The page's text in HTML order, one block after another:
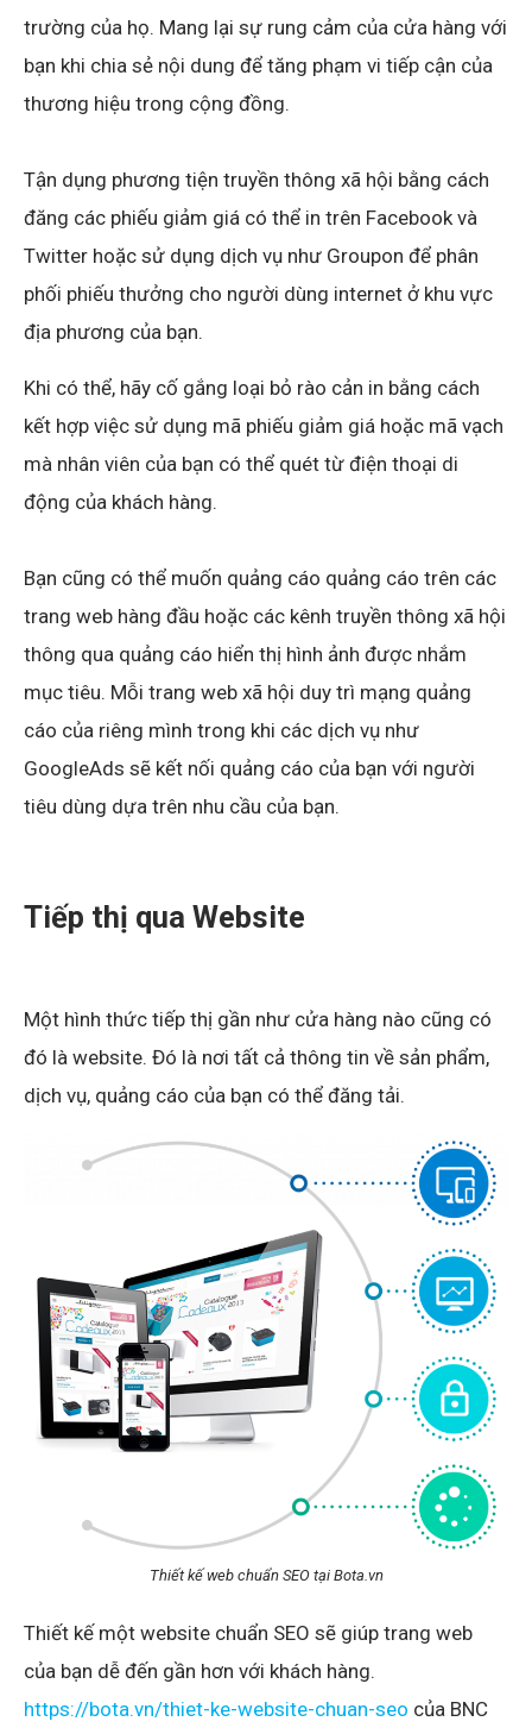
trường của họ. Mang lại sự rung cảm của cửa hàng với
bạn khi chia sẻ nội dung để tăng phạm vi tiếp cận của
thương hiệu trong cộng đồng.
Tận dụng phương tiện truyền thông xã hội bằng cách
đăng các phiếu giảm giá có thể in trên Facebook và
Twitter hoặc sử dụng dịch vụ như Groupon để phân
phối phiếu thưởng cho người dùng internet ở khu vực
địa phương của bạn.
Khi có thể, hãy cố gắng loại bỏ rào cản in bằng cách
kết hợp việc sử dụng mã phiếu giảm giá hoặc mã vạch
mà nhân viên của bạn có thể quét từ điện thoại di
động của khách hàng.
Bạn cũng có thể muốn quảng cáo quảng cáo trên các
trang web hàng đầu hoặc các kênh truyền thông xã hội
thông qua quảng cáo hiển thị hình ảnh được nhắm
mục tiêu. Mỗi trang web xã hội duy trì mạng quảng
cáo của riêng mình trong khi các dịch vụ như
GoogleAds sẽ kết nối quảng cáo của bạn với người
tiêu dùng dựa trên nhu cầu của bạn.
Tiếp thị qua Website
Một hình thức tiếp thị gần như cửa hàng nào cũng có
đó là website. Đó là nơi tất cả thông tin về sản phẩm,
dịch vụ, quảng cáo của bạn có thể đăng tải.
Thiết kế web chuẩn SEO tại Bota.vn
Thiết kế một website chuẩn SEO sẽ giúp trang web
của bạn dễ đến gần hơn với khách hàng.
https://bota.vn/thiet-ke-website-chuan-seo của BNC